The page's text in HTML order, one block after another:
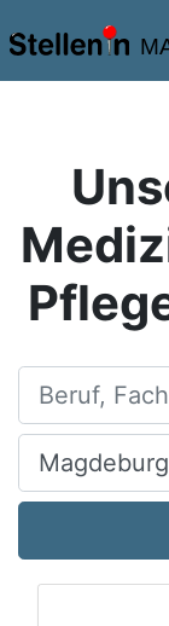
Beruf,
Ort, Stadt